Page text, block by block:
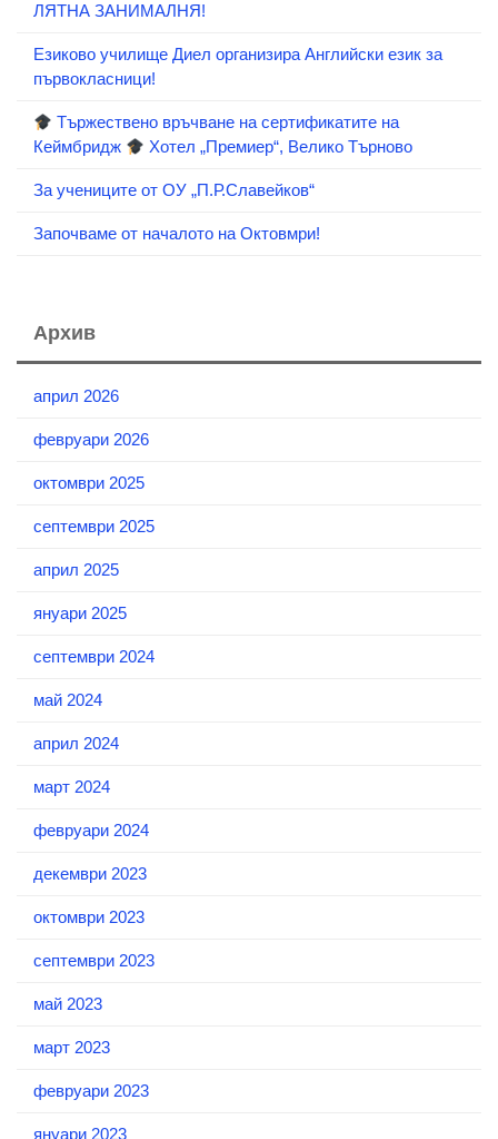
ЛЯТНА ЗАНИМАЛНЯ!
Езиково училище Диел организира Английски език за
първокласници!
Тържествено връчване на сертификатите на
Кеймбридж
Хотел „Премиер“, Велико Търново
За учениците от ОУ „П.Р.Славейков“
Започваме от началото на Октовмри!
Архив
април 2026
февруари 2026
октомври 2025
септември 2025
април 2025
януари 2025
септември 2024
май 2024
април 2024
март 2024
февруари 2024
декември 2023
октомври 2023
септември 2023
май 2023
март 2023
февруари 2023
януари 2023